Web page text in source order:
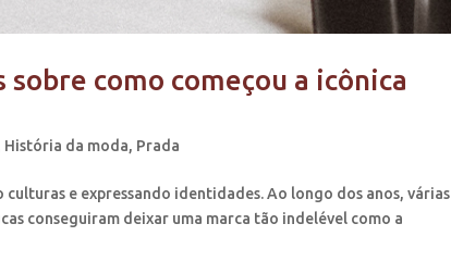
como começou a icônica
História da moda, Prada
e expressando identidades. Ao longo dos anos, várias
conseguiram deixar uma marca tão indelével como a